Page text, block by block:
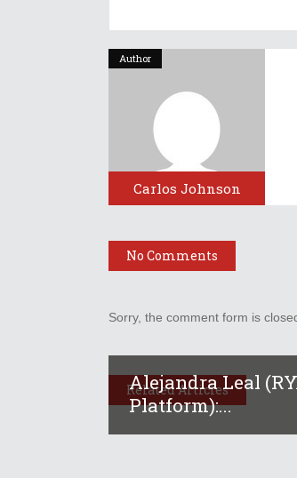
Author
Carlos Johnson
No Comments
Sorry, the comment form is
Related Articles
Alejandra Leal
Platform):...